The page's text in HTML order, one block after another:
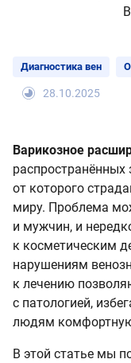
Диагностика вен
28.10.2025
Варикозное
распространённых
от которого
миру. Проблема
и мужчин, и
к косметическим
нарушениям
к лечению
с патологией,
людям
В этой статье мы